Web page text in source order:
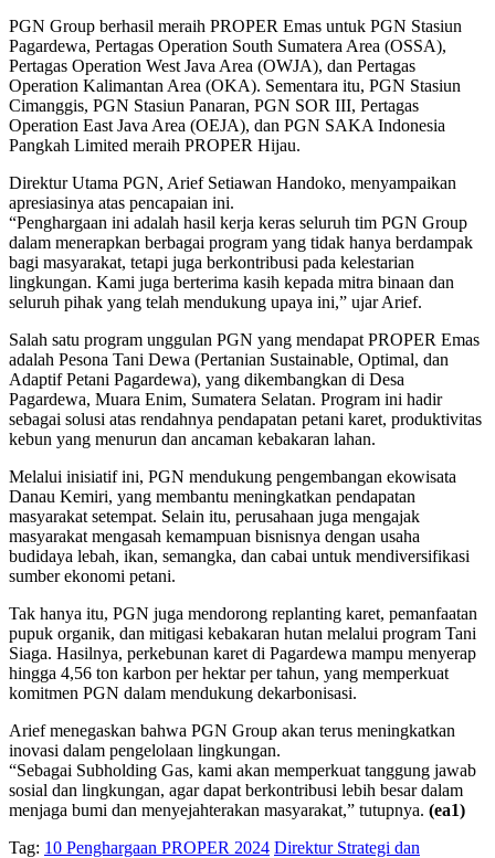
PGN Group berhasil meraih PROPER Emas untuk PGN Stasiun
Pagardewa, Pertagas Operation South Sumatera Area (OSSA),
Pertagas Operation West Java Area (OWJA), dan Pertagas
Operation Kalimantan Area (OKA). Sementara itu, PGN Stasiun
Cimanggis, PGN Stasiun Panaran, PGN SOR III, Pertagas
Operation East Java Area (OEJA), dan PGN SAKA Indonesia
Pangkah Limited meraih PROPER Hijau.
Direktur Utama PGN, Arief Setiawan Handoko, menyampaikan
apresiasinya atas pencapaian ini.
“Penghargaan ini adalah hasil kerja keras seluruh tim PGN Group
dalam menerapkan berbagai program yang tidak hanya berdampak
bagi masyarakat, tetapi juga berkontribusi pada kelestarian
lingkungan. Kami juga berterima kasih kepada mitra binaan dan
seluruh pihak yang telah mendukung upaya ini,” ujar Arief.
Salah satu program unggulan PGN yang mendapat PROPER Emas
adalah Pesona Tani Dewa (Pertanian Sustainable, Optimal, dan
Adaptif Petani Pagardewa), yang dikembangkan di Desa
Pagardewa, Muara Enim, Sumatera Selatan. Program ini hadir
sebagai solusi atas rendahnya pendapatan petani karet, produktivitas
kebun yang menurun dan ancaman kebakaran lahan.
Melalui inisiatif ini, PGN mendukung pengembangan ekowisata
Danau Kemiri, yang membantu meningkatkan pendapatan
masyarakat setempat. Selain itu, perusahaan juga mengajak
masyarakat mengasah kemampuan bisnisnya dengan usaha
budidaya lebah, ikan, semangka, dan cabai untuk mendiversifikasi
sumber ekonomi petani.
Tak hanya itu, PGN juga mendorong replanting karet, pemanfaatan
pupuk organik, dan mitigasi kebakaran hutan melalui program Tani
Siaga. Hasilnya, perkebunan karet di Pagardewa mampu menyerap
hingga 4,56 ton karbon per hektar per tahun, yang memperkuat
komitmen PGN dalam mendukung dekarbonisasi.
Arief menegaskan bahwa PGN Group akan terus meningkatkan
inovasi dalam pengelolaan lingkungan.
“Sebagai Subholding Gas, kami akan memperkuat tanggung jawab
sosial dan lingkungan, agar dapat berkontribusi lebih besar dalam
menjaga bumi dan menyejahterakan masyarakat,” tutupnya. (ea1)
Tag: 10 Penghargaan PROPER 2024 Direktur Strategi dan